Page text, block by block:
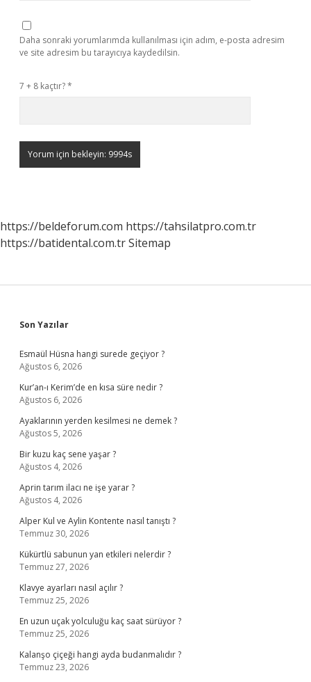
Daha sonraki yorumlarımda kullanılması için adım, e-posta adresim
ve site adresim bu tarayıcıya kaydedilsin.
7 + 8 kaçtır?*
https://beldeforum.com https://tahsilatpro.com.tr
https://batidental.com.trSitemap
Sidebar
Son Yazılar
Esmaül Hüsna hangi surede geçiyor ?
Ağustos 6, 2026
Kur’an-ı Kerim’de en kısa süre nedir ?
Ağustos 6, 2026
Ayaklarının yerden kesilmesi ne demek ?
Ağustos 5, 2026
Bir kuzu kaç sene yaşar ?
Ağustos 4, 2026
Aprin tarım ilacı ne işe yarar ?
Ağustos 4, 2026
Alper Kul ve Aylin Kontente nasıl tanıştı ?
Temmuz 30, 2026
Kükürtlü sabunun yan etkileri nelerdir ?
Temmuz 27, 2026
Klavye ayarları nasıl açılır ?
Temmuz 25, 2026
En uzun uçak yolculuğu kaç saat sürüyor ?
Temmuz 25, 2026
Kalanşo çiçeği hangi ayda budanmalıdır ?
Temmuz 23, 2026